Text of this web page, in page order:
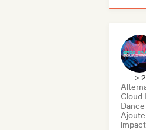
>
Cloud